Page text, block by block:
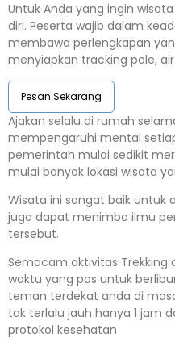
Untuk Anda yang ingin
diri. Peserta wajib dalam
membawa perlengkapan
menyiapkan tracking pole,
Pesan Sekarang
Ajakan selalu di rumah
mempengaruhi mental
pemerintah mulai sedikit
mulai banyak lokasi wisata
Wisata ini sangat baik untuk
juga dapat menimba ilmu
tersebut.
Semacam aktivitas Trekking
waktu yang pas untuk
teman terdekat anda di
tak terlalu jauh hanya 1 jam
protokol kesehatan